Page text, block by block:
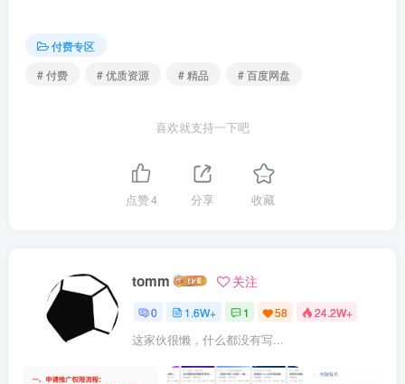
| ├──2.7.1 定时器类型 编号 时基说明.mp4 20.08M
| ├──2.7.2 定时器 TON使用方法.mp4 18.68M
| ├──2.7.3 定时器 TOF使用方法.mp4 16.19M
| ├──2.8.2 减计数器 CTD使用方法.mp4 22.14M
| ├──2.9 应用练习1 启保停.mp4 10.29M
| ├──3.1 SMART 200 寄存器类型和数据类型.mp4 47.25M
| ├──3.10 整数运算指令.mp4 55.41M
| ├──3.2 S7-200 SMART 数据结构.mp4 24.67M
| ├──3.3 二进制 八进制 十进制 十六进制转换.mp4 55.82M
| ├──3.4 二进制 八进制 十进制 十六进制转换 【综合练习】.mp4
| ├──3.5 位 字节 字 双字存储的范围.mp4 26.33M
| ├──3.6 比较指令.mp4 45.76M
| ├──3.8 数据传送指令.mp4 42.98M
付费专区
# 付费
# 优质资源 # 精品 # 百度网盘
喜欢就支持一下吧
点赞4 分享 收藏
tomm 关注
0 1.6W+ 1 58 24.2W+
这家伙很懒，什么都没有写...